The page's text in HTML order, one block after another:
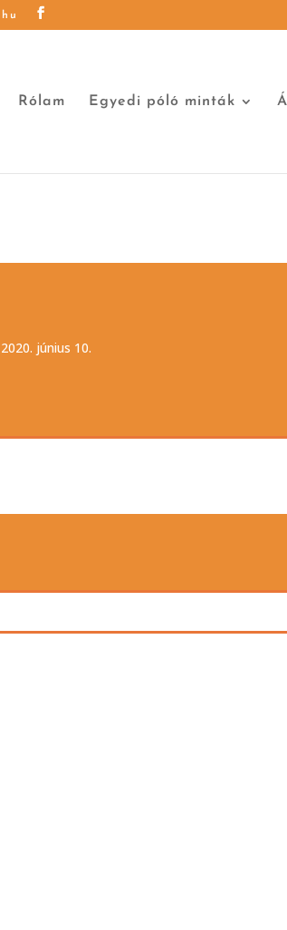
Rólam Egyedi póló minták
június 10.